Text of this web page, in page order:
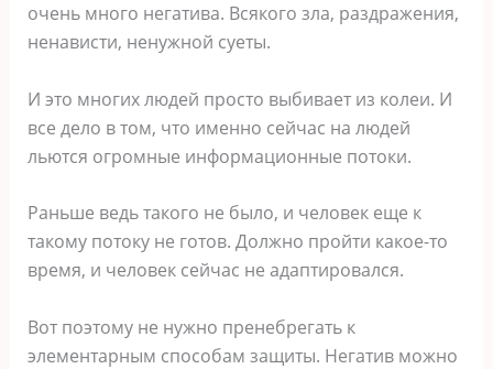
очень много негатива. Всякого зла, раздражения,
ненависти, ненужной суеты.
И это многих людей просто выбивает из колеи. И
все дело в том, что именно сейчас на людей
льются огромные информационные потоки.
Раньше ведь такого не было, и человек еще к
такому потоку не готов. Должно пройти какое-то
время, и человек сейчас не адаптировался.
Вот поэтому не нужно пренебрегать к
элементарным способам защиты. Негатив можно